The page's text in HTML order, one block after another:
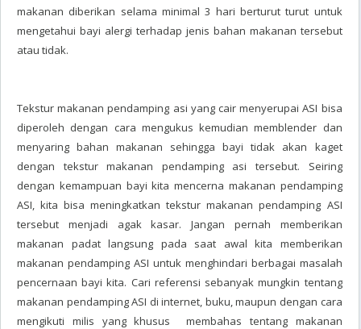
makanan diberikan selama minimal 3 hari berturut turut untuk
mengetahui bayi alergi terhadap jenis bahan makanan tersebut
atau tidak.
Tekstur makanan pendamping asi yang cair menyerupai ASI bisa
diperoleh dengan cara mengukus kemudian memblender dan
menyaring bahan makanan sehingga bayi tidak akan kaget
dengan tekstur makanan pendamping asi tersebut. Seiring
dengan kemampuan bayi kita mencerna makanan pendamping
ASI, kita bisa meningkatkan tekstur makanan pendamping ASI
tersebut menjadi agak kasar. Jangan pernah memberikan
makanan padat langsung pada saat awal kita memberikan
makanan pendamping ASI untuk menghindari berbagai masalah
pencernaan bayi kita. Cari referensi sebanyak mungkin tentang
makanan pendamping ASI di internet, buku, maupun dengan cara
mengikuti milis yang khusus membahas tentang makanan